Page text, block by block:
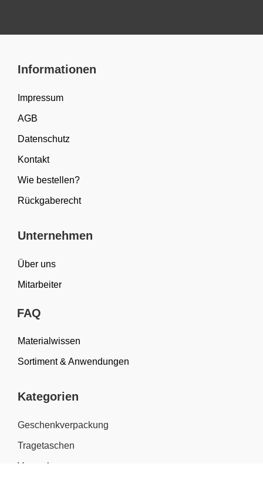
Informationen
Impressum
AGB
Datenschutz
Kontakt
Wie bestellen?
Rückgaberecht
Unternehmen
Über uns
Mitarbeiter
FAQ
Materialwissen
Sortiment & Anwendungen
Kategorien
Geschenkverpackung
Tragetaschen
Verpackung